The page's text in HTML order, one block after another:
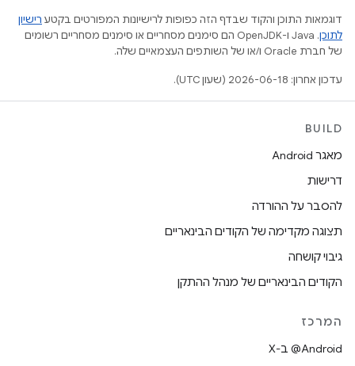
דוגמאות התוכן והקוד שבדף הזה כפופות לרישיונות המפורטים בקטע רישיון
לתוכן
.‏ Java ו-OpenJDK הם סימנים מסחריים או סימנים מסחריים רשומים
של חברת Oracle ו/או של השותפים העצמאיים שלה.
עדכון אחרון: 2026-06-18 (שעון UTC).
BUILD
מאגר Android
דרישות
להסבר על ההורדה
תצוגה מקדימה של הקודים הבינאריים
גיבוי קושחה
הקודים הבינאריים של מנהל ההתקן
המרכז
‫‎@Android ב-X